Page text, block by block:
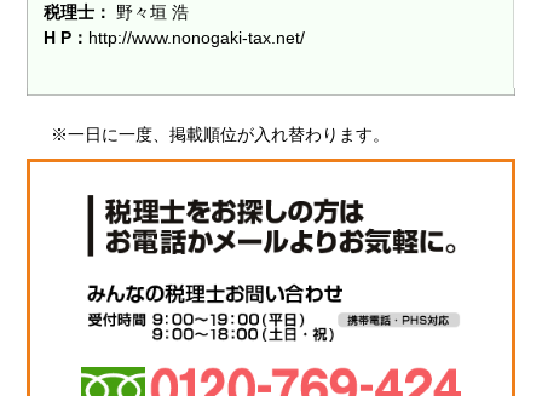
税理士：
野々垣 浩
H P： http://www.nonogaki-tax.net/
※一日に一度、掲載順位が入れ替わります。